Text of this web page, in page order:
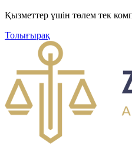
Қызметтер үшін төлем тек
Толығырақ